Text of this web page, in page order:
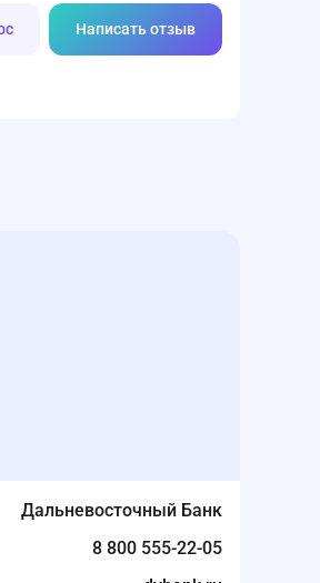
Написать отзыв
Дальневосточный Банк
8 800 555-22-05